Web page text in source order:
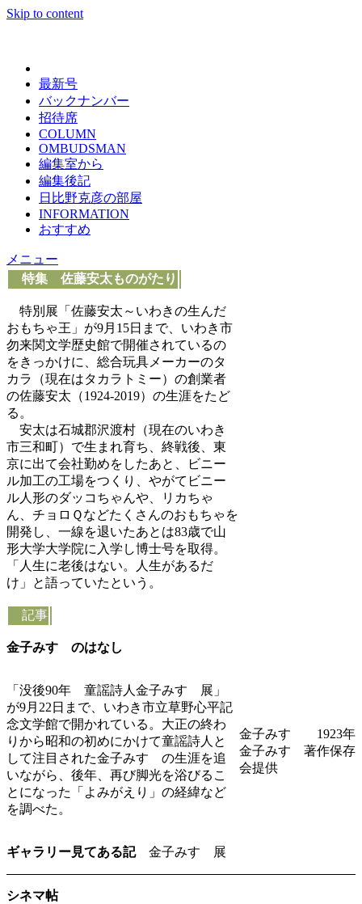
Skip to content
最新号
バックナンバー
招待席
COLUMN
OMBUDSMAN
編集室から
編集後記
日比野克彦の部屋
INFORMATION
おすすめ
メニュー
特集 佐藤安太ものがたり
特別展「佐藤安太～いわきの生んだ
おもちゃ王」が9月15日まで、いわき市
勿来関文学歴史館で開催されているの
をきっかけに、総合玩具メーカーのタ
カラ（現在はタカラトミー）の創業者
の佐藤安太（1924-2019）の生涯をたど
る。
安太は石城郡沢渡村（現在のいわき
市三和町）で生まれ育ち、終戦後、東
京に出て会社勤めをしたあと、ビニー
ル加工の工場をつくり、やがてビニー
ル人形のダッコちゃんや、リカちゃ
ん、チョロＱなどたくさんのおもちゃを
開発し、一線を退いたあとは83歳で山
形大学大学院に入学し博士号を取得。
「人生に老後はない。人生があるだ
け」と語っていたという。
記事
金子みすゞのはなし
「没後90年 童謡詩人金子みすゞ展」
が9月22日まで、いわき市立草野心平記
念文学館で開かれている。大正の終わ
りから昭和の初めにかけて童謡詩人と
して注目された金子みすゞの生涯を追
いながら、後年、再び脚光を浴びるこ
とになった「よみがえり」の経緯など
を調べた。
金子みすゞ 1923年
金子みすゞ著作保存
会提供
ギャラリー見てある記 金子みすゞ展
シネマ帖